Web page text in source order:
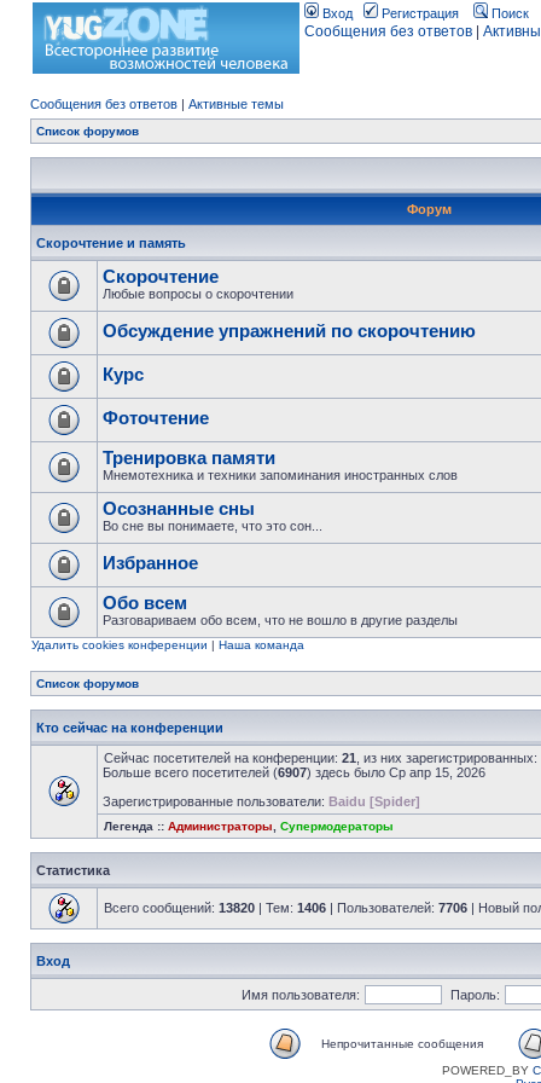
Вход Регистрация Поиск
Сообщения без ответов
Сообщения без ответов | Активные темы
Список форумов
Форум
Скорочтение и память
Скорочтение
Любые вопросы о скорочтении
Обсуждение упражнений по скорочтению
Курс
Фоточтение
Тренировка памяти
Мнемотехника и техники запоминания иностранных слов
Осознанные сны
Во сне вы понимаете, что это сон...
Избранное
Обо всем
Разговариваем обо всем, что не вошло в другие разделы
Удалить cookies конференции | Наша команда
Список форумов
Кто сейчас на конференции
Сейчас посетителей на конференции: 21 , из них
Больше всего посетителей (6907) здесь было Ср апр 15, 2026
Зарегистрированные пользователи: Baidu [Spider]
Легенда :: Администраторы Супермодераторы
Статистика
Всего сообщений: 13820 | Тем: 1406 | Пользователей: 7706 | Новый
Вход
Имя пользователя: Пароль:
Непрочитанные сообщения
POWERED_BY